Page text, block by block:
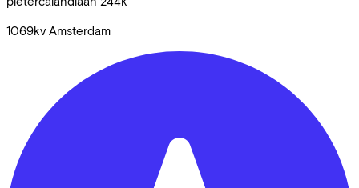
1069kv Amsterdam